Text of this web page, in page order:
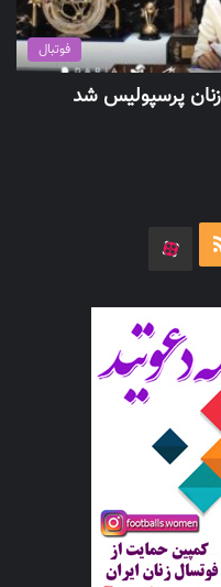
فوتبال
زنان پرسپولیس شد
خوراک